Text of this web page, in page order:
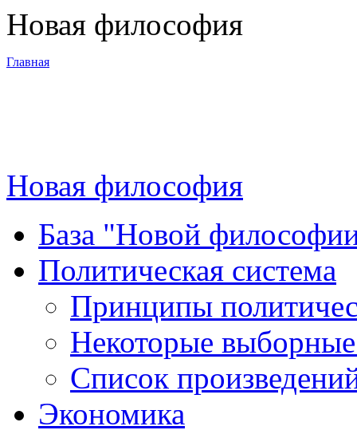
Новая философия
Главная
Программа
Суть новой
философии
Материалы
Контакты
Новая философия
База "Новой
Политическая система
Принципы
Некоторые
Список
Экономика